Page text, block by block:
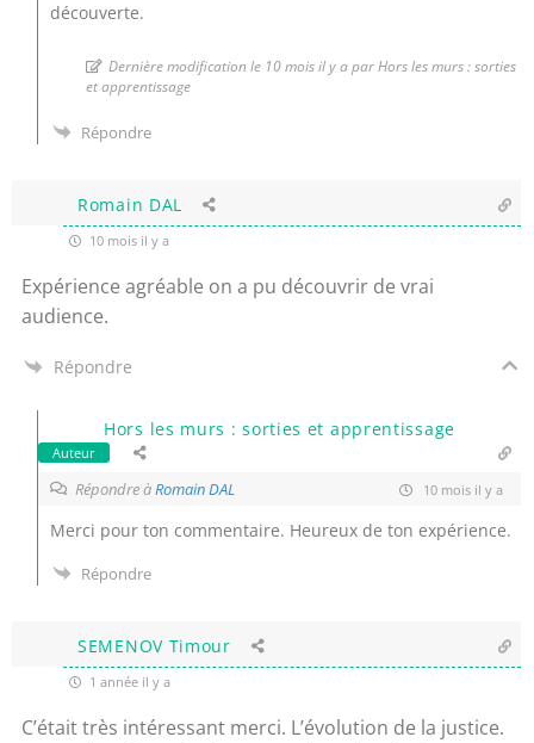
découverte.
Dernière modification le 10 mois il y a par Hors les murs : sorties
et apprentissage
Répondre
Romain DAL
10 mois il y a
Expérience agréable on a pu découvrir de vrai
audience.
Répondre
Hors les murs : sorties et apprentissage
Auteur
Répondre àRomain DAL 10 mois il y a
Merci pour ton commentaire. Heureux de ton expérience.
Répondre
SEMENOV Timour
1 année il y a
C’était très intéressant merci. L’évolution de la justice.